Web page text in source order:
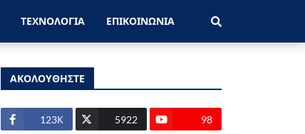
ΤΕΧΝΟΛΟΓΙΑ ΕΠΙΚΟΙΝΩΝΙΑ
ΑΚΟΛΟΥΘΗΣΤΕ
123Κ 5922 98